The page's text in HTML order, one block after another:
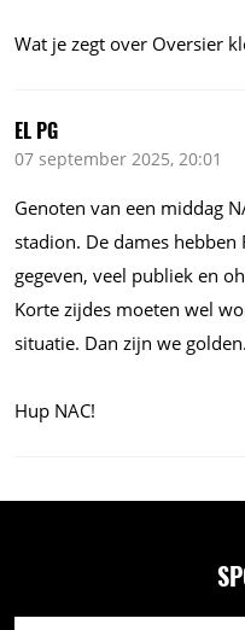
Wat je zegt over Oversier
EL PG
07 september 2025, 20:01
Genoten van een middag
stadion. De dames
gegeven, veel publiek en
Korte zijdes moeten wel
situatie. Dan zijn we golden.
Hup NAC!